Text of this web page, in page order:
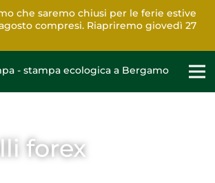
che saremo chiusi per le ferie estive
compresi. Riapriremo giovedì 27
forex